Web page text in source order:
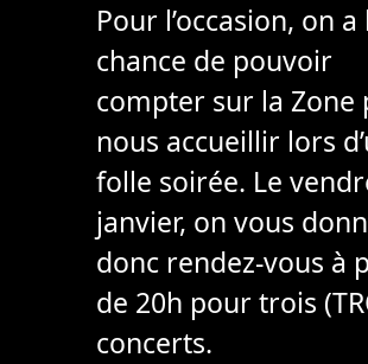
Pour l’occasion, on a
chance de pouvoir
compter sur la Zone
nous accueillir lors
folle soirée. Le
janvier, on vous
donc rendez-vous à
de 20h pour trois
concerts.